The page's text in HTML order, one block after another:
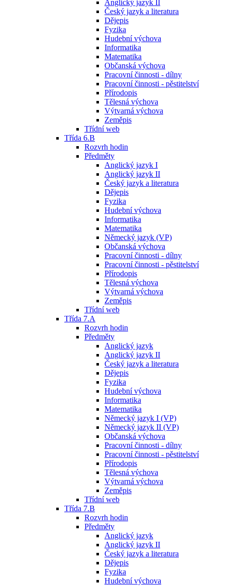
Anglický jazyk II
Český jazyk a literatura
Dějepis
Fyzika
Hudební výchova
Informatika
Matematika
Občanská výchova
Pracovní činnosti - dílny
Pracovní činnosti - pěstitelství
Přírodopis
Tělesná výchova
Výtvarná výchova
Zeměpis
Třídní web
Třída 6.B
Rozvrh hodin
Předměty
Anglický jazyk I
Anglický jazyk II
Český jazyk a literatura
Dějepis
Fyzika
Hudební výchova
Informatika
Matematika
Německý jazyk (VP)
Občanská výchova
Pracovní činnosti - dílny
Pracovní činnosti - pěstitelství
Přírodopis
Tělesná výchova
Výtvarná výchova
Zeměpis
Třídní web
Třída 7.A
Rozvrh hodin
Předměty
Anglický jazyk
Anglický jazyk II
Český jazyk a literatura
Dějepis
Fyzika
Hudební výchova
Informatika
Matematika
Německý jazyk I (VP)
Německý jazyk II (VP)
Občanská výchova
Pracovní činnosti - dílny
Pracovní činnosti - pěstitelství
Přírodopis
Tělesná výchova
Výtvarná výchova
Zeměpis
Třídní web
Třída 7.B
Rozvrh hodin
Předměty
Anglický jazyk
Anglický jazyk II
Český jazyk a literatura
Dějepis
Fyzika
Hudební výchova